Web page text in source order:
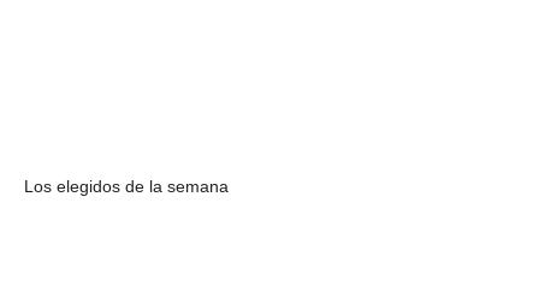
Los elegidos de la semana